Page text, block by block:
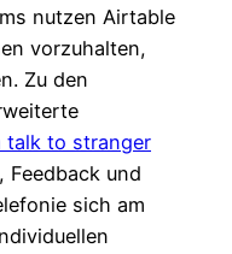
nutzen Airtable
vorzuhalten,
Zu den
talk to stranger
Feedback und
sich am